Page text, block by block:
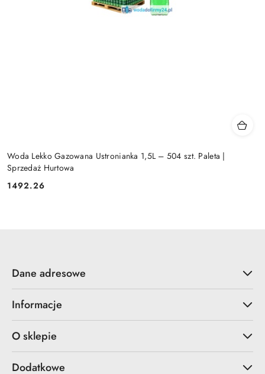
Woda Lekko Gazowana Ustronianka 1,5L – 504 szt. Paleta |
Sprzedaż Hurtowa
Cena:
1492.26
Dane adresowe
Informacje
O sklepie
Dodatkowe